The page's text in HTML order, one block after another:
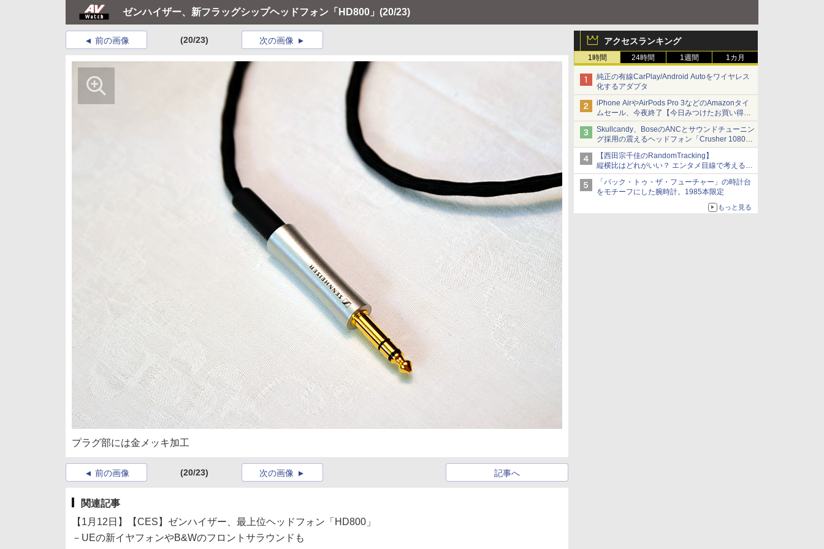
ゼンハイザー、新フラッグシップヘッドフォン「HD800」 (20/23)
アクセスランキング
1時間 24時間 1週間 1カ月
純正の有線CarPlay/Android Autoをワイヤレス
化するアダプタ
iPhone AirやAirPods Pro 3などのAmazonタイ
ムセール、今夜終了【今日みつけたお買い得
品】
Skullcandy、BoseのANCとサウンドチューニン
グ採用の震えるヘッドフォン「Crusher 1080
ANC」
【西田宗千佳のRandomTracking】
縦横比はどれがいい？ エンタメ目線で考える、
サムスン新「Galaxy Z Fold」
「バック・トゥ・ザ・フューチャー」の時計台
をモチーフにした腕時計。1985本限定
もっと見る
前の画像 (20/23) 次の画像
プラグ部には金メッキ加工
前の画像 (20/23) 記事へ
次の画像
関連記事
【1月12日】【CES】ゼンハイザー、最上位ヘッドフォン「HD800」
－UEの新イヤフォンやB&Wのフロントサラウンドも